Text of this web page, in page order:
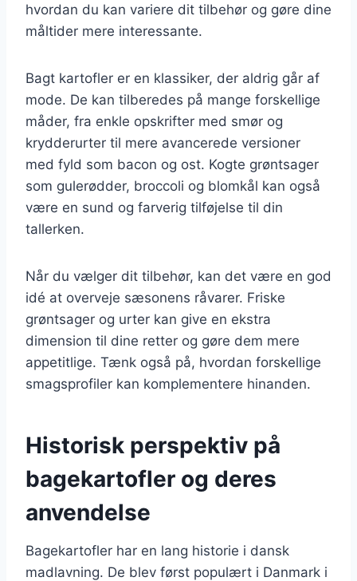
hvordan du kan variere dit tilbehør og gøre dine
måltider mere interessante.
Bagt kartofler er en klassiker, der aldrig går af
mode. De kan tilberedes på mange forskellige
måder, fra enkle opskrifter med smør og
krydderurter til mere avancerede versioner
med fyld som bacon og ost. Kogte grøntsager
som gulerødder, broccoli og blomkål kan også
være en sund og farverig tilføjelse til din
tallerken.
Når du vælger dit tilbehør, kan det være en god
idé at overveje sæsonens råvarer. Friske
grøntsager og urter kan give en ekstra
dimension til dine retter og gøre dem mere
appetitlige. Tænk også på, hvordan forskellige
smagsprofiler kan komplementere hinanden.
Historisk perspektiv på
bagekartofler og deres
anvendelse
Bagekartofler har en lang historie i dansk
madlavning. De blev først populært i Danmark i